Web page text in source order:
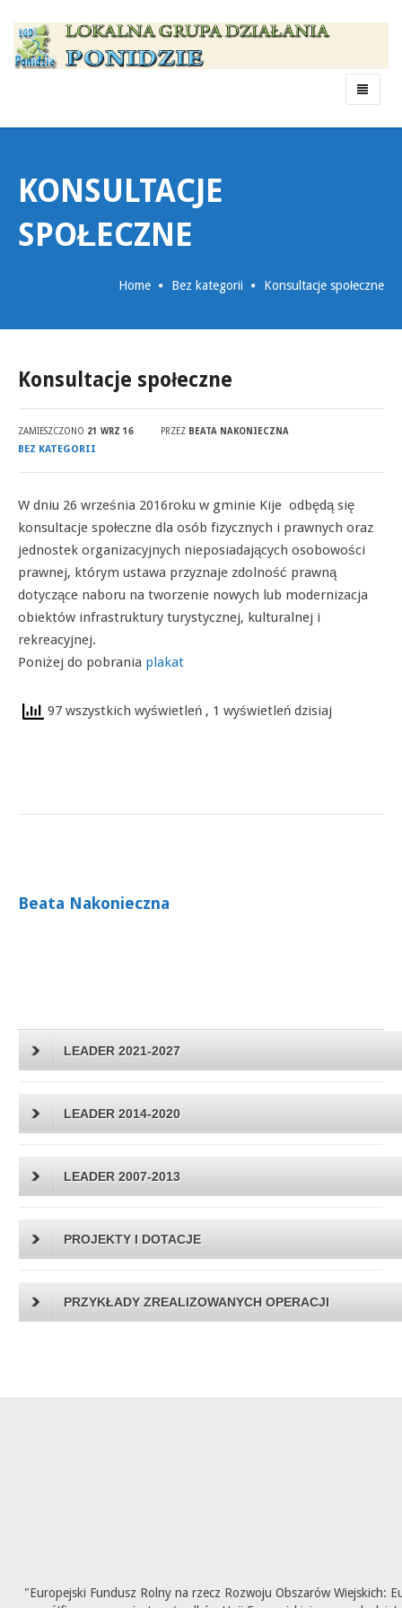
Menu
KONSULTACJE
SPOŁECZNE
Home Bez kategorii Konsultacje społeczne
Konsultacje społeczne
ZAMIESZCZONO 21 WRZ 16 PRZEZ BEATA NAKONIECZNA
BEZ KATEGORII
W dniu 26 września 2016roku w gminie Kije odbędą się
konsultacje społeczne dla osób fizycznych i prawnych oraz
jednostek organizacyjnych nieposiadających osobowości
prawnej, którym ustawa przyznaje zdolność prawną
dotyczące naboru na tworzenie nowych lub modernizacja
obiektów infrastruktury turystycznej, kulturalnej i
rekreacyjnej.
Poniżej do pobrania plakat
97 wszystkich wyświetleń , 1 wyświetleń dzisiaj
Beata Nakonieczna
LEADER 2021-2027
LEADER 2014-2020
LEADER 2007-2013
PROJEKTY I DOTACJE
PRZYKŁADY ZREALIZOWANYCH OPERACJI
"Europejski Fundusz Rolny na rzecz Rozwoju Obszarów Wiejskich: